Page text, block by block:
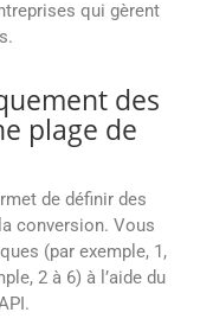
qui gèrent
des
plage de
de définir des
conversion. Vous
(par exemple, 1,
2 à 6) à l’aide du